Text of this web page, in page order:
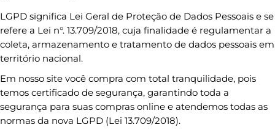
LGPD significa Lei Geral de Proteção de Dados Pessoais e se
refere a Lei n°. 13.709/2018, cuja finalidade é regulamentar a
coleta, armazenamento e tratamento de dados pessoais em
território nacional.
Em nosso site você compra com total tranquilidade, pois
temos certificado de segurança, garantindo toda a
segurança para suas compras online e atendemos todas as
normas da nova LGPD (Lei 13.709/2018).